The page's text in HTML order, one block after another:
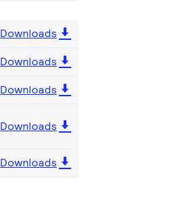
Downloads
Downloads
Downloads
Downloads
Downloads